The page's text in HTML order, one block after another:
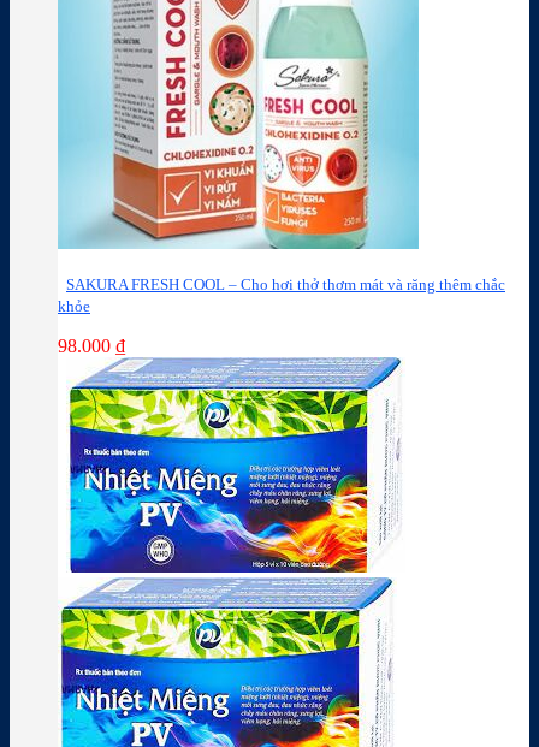
SAKURA FRESH COOL – Cho hơi thở thơm mát và răng thêm chắc
khỏe
98.000 ₫